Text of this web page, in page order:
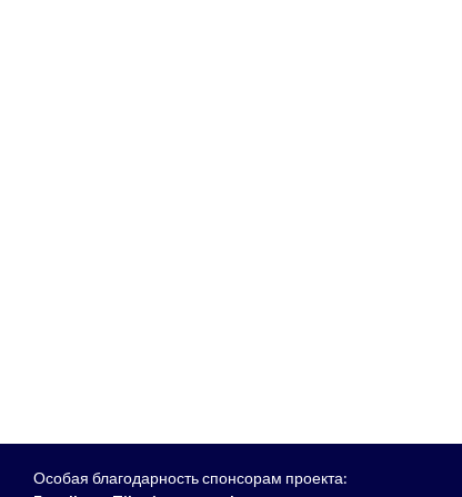
Особая благодарность спонсорам проекта: